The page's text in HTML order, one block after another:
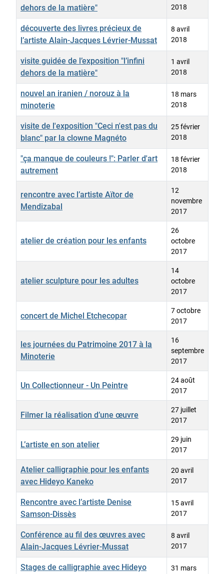
dehors de la matière"
2018
découverte des livres précieux de
l’artiste Alain-Jacques Lévrier-Mussat
8 avril
2018
visite guidée de l’exposition "l’infini
dehors de la matière"
1 avril
2018
nouvel an iranien / norouz à la
minoterie
18 mars
2018
visite de l'exposition "Ceci n'est pas du
blanc" par la clowne Magnéto
25 février
2018
"ça manque de couleurs !": Parler d'art
autrement
18 février
2018
rencontre avec l’artiste Aïtor de
Mendizabal
12
novembre
2017
atelier de création pour les enfants
26
octobre
2017
atelier sculpture pour les adultes
14
octobre
2017
concert de Michel Etchecopar
7 octobre
2017
les journées du Patrimoine 2017 à la
Minoterie
16
septembre
2017
Un Collectionneur - Un Peintre
24 août
2017
Filmer la réalisation d’une œuvre
27 juillet
2017
L’artiste en son atelier
29 juin
2017
Atelier calligraphie pour les enfants
avec Hideyo Kaneko
20 avril
2017
Rencontre avec l’artiste Denise
Samson-Dissès
15 avril
2017
Conférence au fil des œuvres avec
Alain-Jacques Lévrier-Mussat
8 avril
2017
Stages de calligraphie avec Hideyo
31 mars